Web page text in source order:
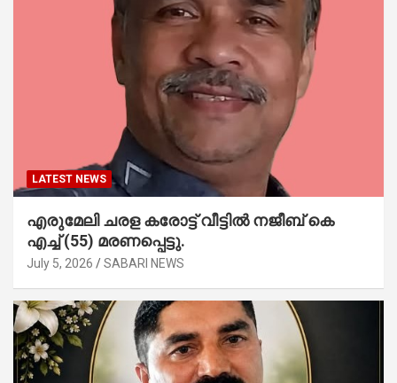
LATEST NEWS
എരുമേലി ചരള കരോട്ട് വീട്ടിൽ നജീബ് കെ
എച്ച് (55) മരണപ്പെട്ടു.
July 5, 2026 SABARI NEWS